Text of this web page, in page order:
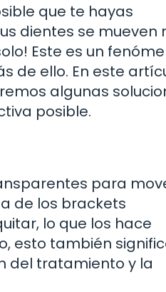
que te hayas
dientes se mueven
Este es un
de ello. En este
algunas
posible.
para
de los brackets
lo que los hace
esto también
del tratamiento y la